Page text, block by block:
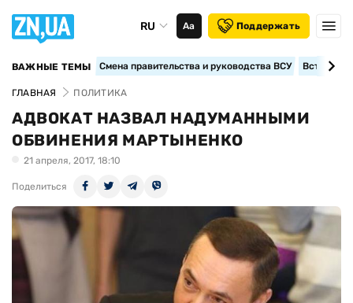
RU Аа Поддержать
ВАЖНЫЕ ТЕМЫ Смена правительства и руководства ВСУ
ГЛАВНАЯ ПОЛИТИКА
АДВОКАТ НАЗВАЛ НАДУМАННЫМИ
ОБВИНЕНИЯ МАРТЫНЕНКО
21 апреля, 2017, 18:10
Поделиться